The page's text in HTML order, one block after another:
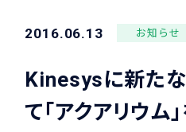
2016.06.13 お知らせ
Kinesysに新た
て「アクアリウム